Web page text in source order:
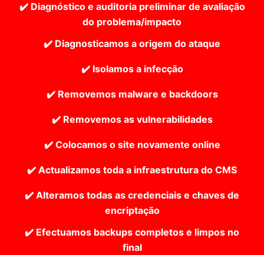
✔️ Diagnóstico e auditoria preliminar de avaliação
do problema/impacto
✔️ Diagnosticamos a origem do ataque
✔️ Isolamos a infecção
✔️ Removemos malware e backdoors
✔️ Removemos as vulnerabilidades
✔️ Colocamos o site novamente online
✔️ Actualizamos toda a infraestrutura do CMS
✔️ Alteramos todas as credenciais e chaves de
encriptação
✔️ Efectuamos backups completos e limpos no
final